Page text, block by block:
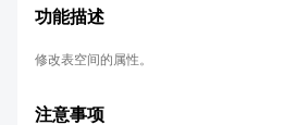
功能描述
修改表空间的属性。
注意事项